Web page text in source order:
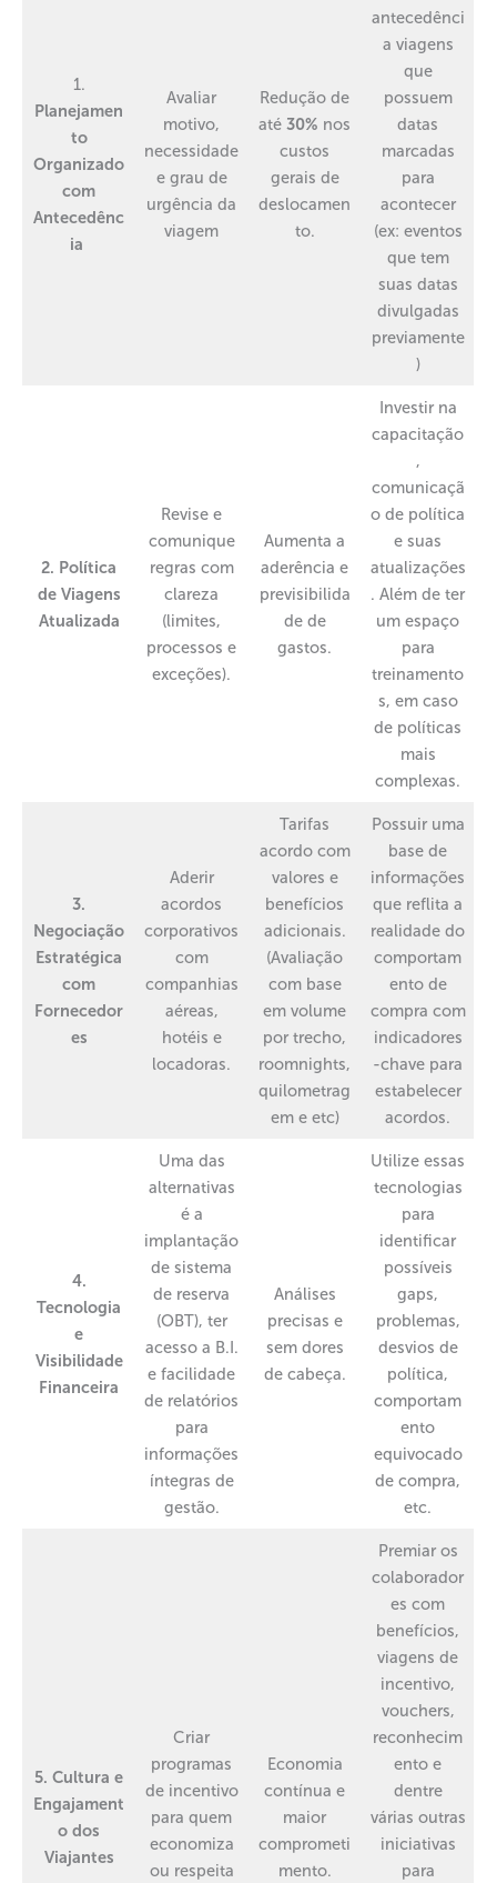
1.
Planejamen
to
Organizado
com
Antecedênc
ia
Avaliar
motivo,
necessidade
e grau de
urgência da
viagem
Redução de
até 30% nos
custos
gerais de
deslocamen
to.
antecedênci
a viagens
que
possuem
datas
marcadas
para
acontecer
(ex: eventos
que tem
suas datas
divulgadas
previamente
)
2. Política
de Viagens
Atualizada
Revise e
comunique
regras com
clareza
(limites,
processos e
exceções).
Aumenta a
aderência e
previsibilida
de de
gastos.
Investir na
capacitação
,
comunicaçã
o de política
e suas
atualizações
. Além de ter
um espaço
para
treinamento
s, em caso
de políticas
mais
complexas.
3.
Negociação
Estratégica
com
Fornecedor
es
Aderir
acordos
corporativos
com
companhias
aéreas,
hotéis e
locadoras.
Tarifas
acordo com
valores e
benefícios
adicionais.
(Avaliação
com base
em volume
por trecho,
roomnights,
quilometrag
em e etc)
Possuir uma
base de
informações
que reflita a
realidade do
comportam
ento de
compra com
indicadores
-chave para
estabelecer
acordos.
4.
Tecnologia
e
Visibilidade
Financeira
Uma das
alternativas
é a
implantação
de sistema
de reserva
(OBT), ter
acesso a B.I.
e facilidade
de relatórios
para
informações
íntegras de
gestão.
Análises
precisas e
sem dores
de cabeça.
Utilize essas
tecnologias
para
identificar
possíveis
gaps,
problemas,
desvios de
política,
comportam
ento
equivocado
de compra,
etc.
5. Cultura e
Engajament
o dos
Viajantes
Criar
programas
de incentivo
para quem
economiza
ou respeita
Economia
contínua e
maior
comprometi
mento.
Premiar os
colaborador
es com
benefícios,
viagens de
incentivo,
vouchers,
reconhecim
ento e
dentre
várias outras
iniciativas
para